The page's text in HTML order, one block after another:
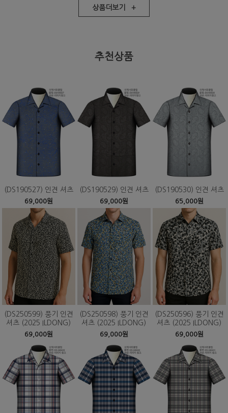
상품더보기 +
추천상품
(DS190527) 인견 셔츠
69,000원
(DS190529) 인견 셔츠
69,000원
(DS190530) 인견 셔츠
65,000원
(DS250599) 풍기 인견
셔츠 (2025 ILDONG)
69,000원
(DS250598) 풍기 인견
셔츠 (2025 ILDONG)
69,000원
(DS250596) 풍기 인견
셔츠 (2025 ILDONG)
69,000원